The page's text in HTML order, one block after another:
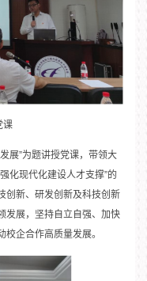
课
展”为题讲授党课，带领大
化现代化建设人才支撑”的
创新、研发创新及科技创新
发展，坚持自立自强、加快
企合作高质量发展。